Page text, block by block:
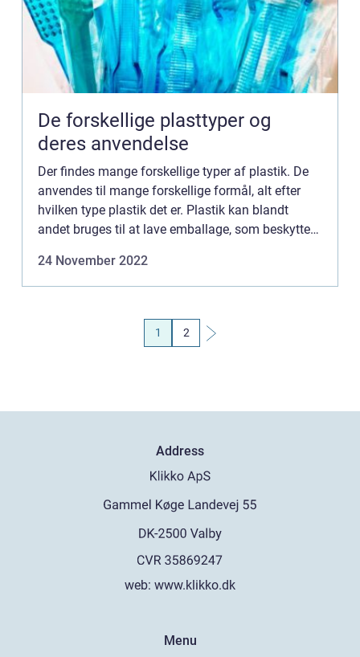
De forskellige plasttyper og
deres anvendelse
Der findes mange forskellige typer af plastik. De
anvendes til mange forskellige formål, alt efter
hvilken type plastik det er. Plastik kan blandt
andet bruges til at lave emballage, som beskytter
også anv...
24 November 2022
1 2
Address
web: www.klikko.dk
Menu